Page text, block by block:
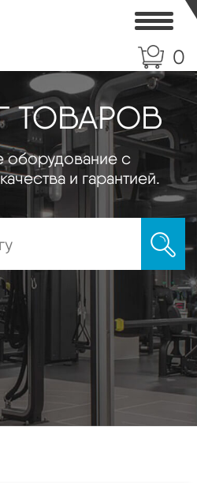
0
ТОВАРОВ
оборудование с
и гарантией.